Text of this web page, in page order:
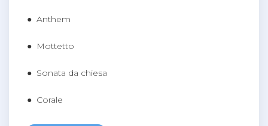
● Anthem
● Mottetto
● Sonata da chiesa
● Corale